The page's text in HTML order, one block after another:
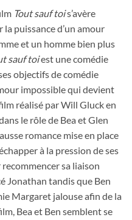
Tout sauf tois’avère
puissance d’un amour
et un homme bien plus
sauf toiest une comédie
objectifs de comédie
impossible qui devient
réalisé par Will Gluck en
le rôle de Bea et Glen
romance mise en place
à la pression de ses
sa liaison
Jonathan tandis que Ben
Margaret jalouse afin de la
Bea et Ben semblent se